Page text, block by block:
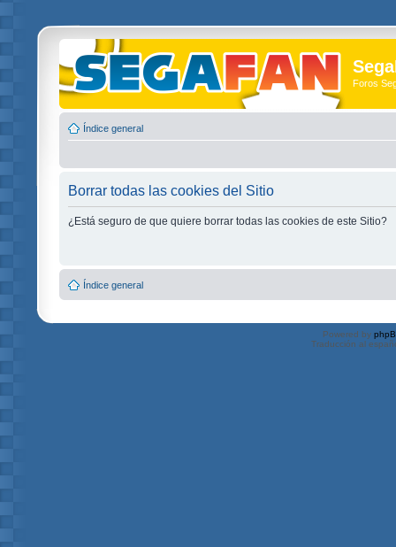
Foros
Índice general
Borrar todas las cookies del Sitio
¿Está seguro de que quiere borrar todas las cookies de este Sitio?
Índice general
Powered by
Traducción al